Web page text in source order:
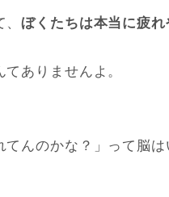
、ぼくたちは本当に疲
ありませんよ。
んのかな？」って脳は